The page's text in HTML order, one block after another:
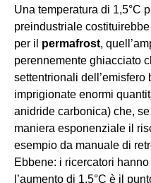
Una temperatura di 1,5°C
preindustriale
per il permafrost,
perennemente ghiacciato
settentrionali
imprigionate enormi
anidride carbonica) che,
maniera esponenziale il
esempio da manuale di
Ebbene: i ricercatori
l’aumento di 1,5°C è il